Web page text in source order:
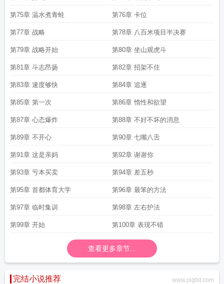
第75章 温水煮青蛙 第76章 卡位
第77章 战略 第78章 八百米项目半决赛
第79章 战略开始 第80章 坐山观虎斗
第81章 斗志昂扬 第82章 招架不住
第83章 速度够快 第84章 追逐
第85章 第一次 第86章 惰性和欲望
第87章 心态爆炸 第88章 不好不坏的消息
第89章 不开心 第90章 七嘴八舌
第91章 这是亲妈 第92章 谢谢你
第93章 亏本买卖 第94章 差五秒
第95章 首都体育大学 第96章 最笨的方法
第97章 临时集训 第98章 左右护法
第99章 开始 第100章 表现不错
查看更多章节...
完结小说推荐 www.pigtxt.com